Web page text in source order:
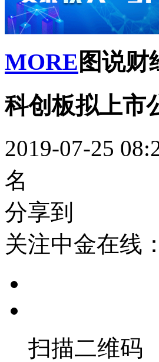
MORE 图说财
科创板拟上市
2019-07-25
名
分享到
关注中金在线：
扫描二维码